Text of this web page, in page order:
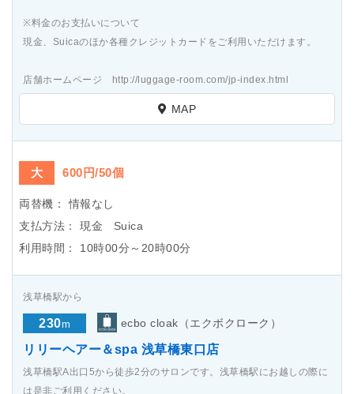
※料金のお支払いについて
現金、Suicaのほか各種クレジットカードをご利用いただけます。
店舗ホームページ http://luggage-room.com/jp-index.html
MAP
大 600円/50個
両替機：
情報なし
支払方法：
現金 Suica
利用時間：
10時00分～20時00分
浅草橋駅から
230m ecbo cloak（エクボクローク）
リリーヘアー＆spa 浅草橋東口店
浅草橋駅A出口5から徒歩2分のサロンです。浅草橋駅にお越しの際に
は是非ご利用ください。